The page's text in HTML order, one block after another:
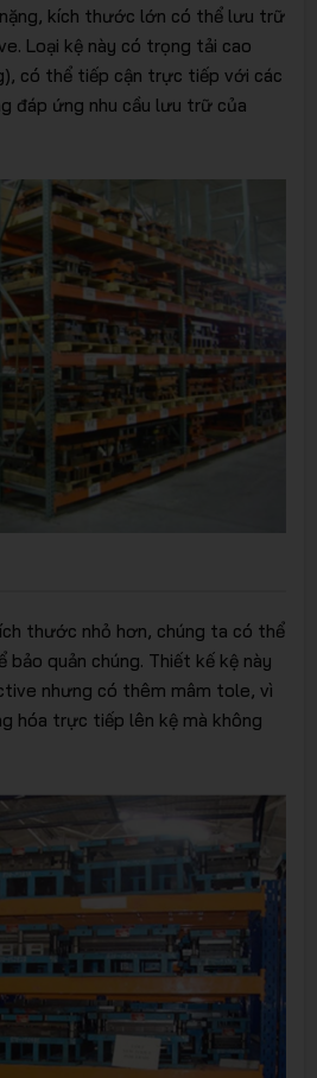
lưu
kích thước lớn có thể lưu trữ
Loại kệ này có trọng tải cao
có thể tiếp cận trực tiếp với các
đáp ứng nhu cầu lưu trữ của
thước nhỏ hơn, chúng ta có thể
quản chúng. Thiết kế kệ này
nhưng có thêm mâm tole, vì
hóa trực tiếp lên kệ mà không